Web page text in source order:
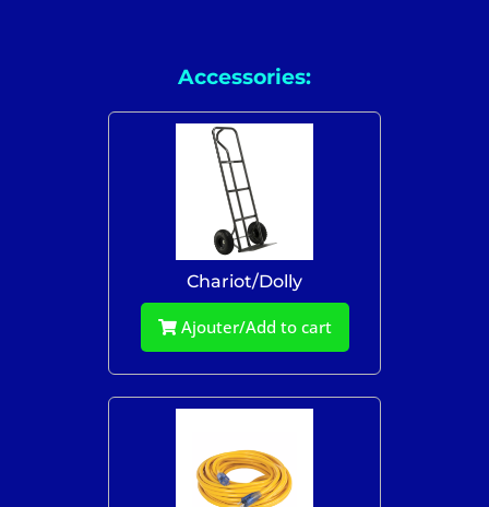
Accessories:
Chariot/Dolly
Ajouter/Add to cart